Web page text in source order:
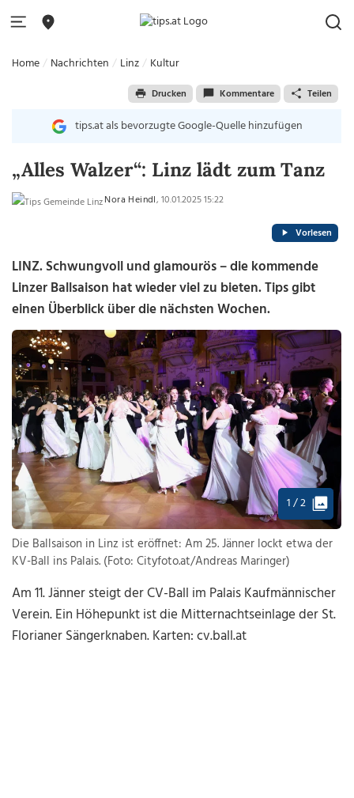
Home Nachrichten Linz Kultur
Drucken Kommentare Teilen
tips.at als bevorzugte Google-Quelle hinzufügen
„Alles Walzer“: Linz lädt zum Tanz
Nora Heindl, 10.01.2025 15:22
Vorlesen
LINZ.Schwungvoll und glamourös – die kommende
Linzer Ballsaison hat wieder viel zu bieten. Tips gibt
einen Überblick über die nächsten Wochen.
1 / 2
Die Ballsaison in Linz ist eröffnet: Am 25. Jänner lockt etwa der
KV-Ball ins Palais. (Foto: Cityfoto.at/Andreas Maringer)
Am 11. Jänner steigt der CV-Ball im Palais Kaufmännischer
Verein. Ein Höhepunkt ist die Mitternachtseinlage der St.
Florianer Sängerknaben. Karten: cv.ball.at